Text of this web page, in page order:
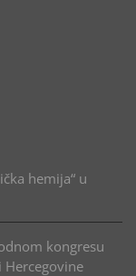
hemija“ u
kongresu
Hercegovine